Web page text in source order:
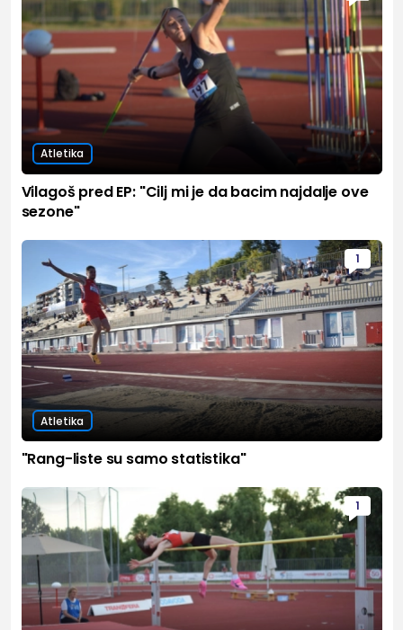
Atletika
Vilagoš pred EP: "Cilj mi je da bacim najdalje ove
sezone"
1
Atletika
"Rang-liste su samo statistika"
1